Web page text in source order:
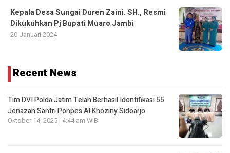
Kepala Desa Sungai Duren Zaini. SH., Resmi
Dikukuhkan Pj Bupati Muaro Jambi
20 Januari 2024
Recent News
Tim DVI Polda Jatim Telah Berhasil Identifikasi 55
Jenazah Santri Ponpes Al Khoziny Sidoarjo
Oktober 14, 2025 | 4:44 am WIB